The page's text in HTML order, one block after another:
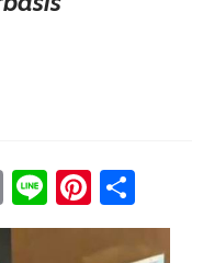
PrintLine